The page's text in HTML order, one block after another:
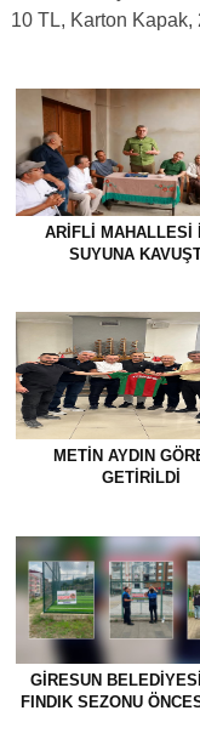
10 TL, Karton
ARIFLI MAHALLESI
SUYUNA
METİN AYDIN
GETİRİLDİ
GİRESUN
FINDIK SEZONU